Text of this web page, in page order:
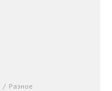
Разное